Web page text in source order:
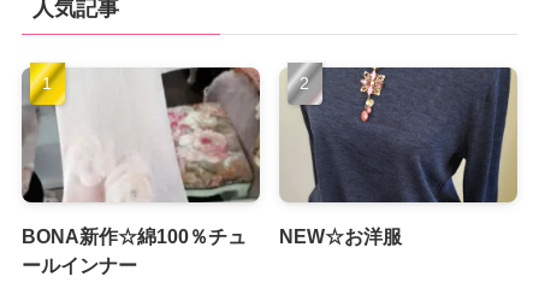
人気記事
BONA新作☆綿100％チュ
ールインナー
NEW☆お洋服